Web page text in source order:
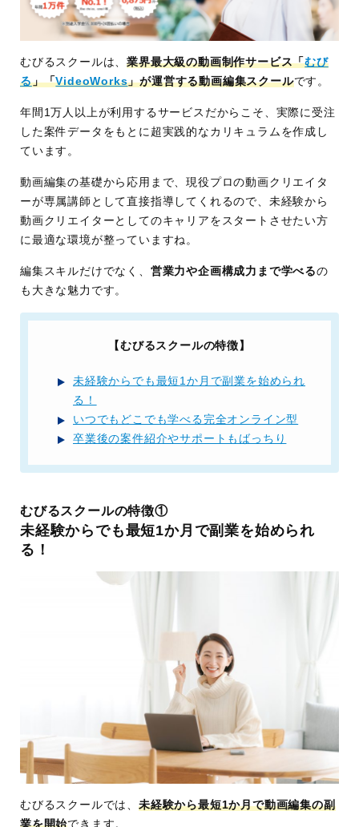
むびるスクールは、業界最大級の動画制作サービス「むび
る」「VideoWorks」が運営する動画編集スクールです。
年間1万人以上が利用するサービスだからこそ、実際に受注
した案件データをもとに超実践的なカリキュラムを作成し
ています。
動画編集の基礎から応用まで、現役プロの動画クリエイタ
ーが専属講師として直接指導してくれるので、未経験から
動画クリエイターとしてのキャリアをスタートさせたい方
に最適な環境が整っていますね。
編集スキルだけでなく、 営業力や企画構成力まで学べるの
も大きな魅力です。
【むびるスクールの特徴】
未経験からでも最短1か月で副業を始められ
る！
いつでもどこでも学べる完全オンライン型
卒業後の案件紹介やサポートもばっちり
むびるスクールの特徴①
未経験からでも最短1か月で副業を始められ
る！
むびるスクールでは、 未経験から最短1か月で動画編集の副
業を開始できます。